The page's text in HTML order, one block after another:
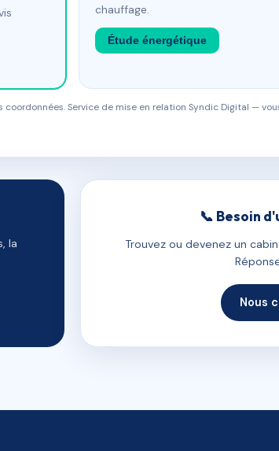
chauffage.
Étude énergétique
Service de mise en relation Syndic Digital —
la
📞 Besoin
Trouvez ou devenez un
Nous